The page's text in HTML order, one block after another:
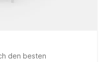
den besten